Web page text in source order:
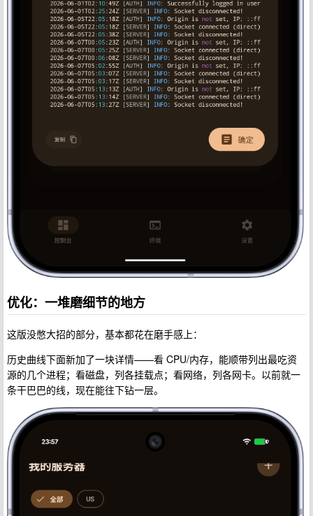
优化：一堆磨细节的地方
这版没憋大招的部分，基本都花在磨手感上：
历史曲线下面新加了一块详情——看 CPU/内存，能顺带列出最吃资
源的几个进程；看磁盘，列各挂载点；看网络，列各网卡。以前就一
条干巴巴的线，现在能往下钻一层。